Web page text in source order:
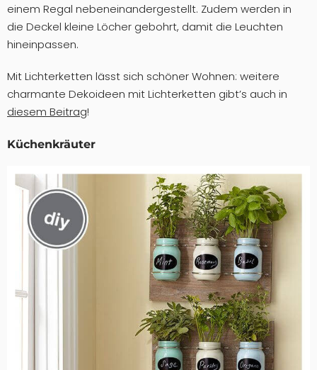
einem Regal nebeneinandergestellt. Zudem werden in
die Deckel kleine Löcher gebohrt, damit die Leuchten
hineinpassen.
Mit Lichterketten lässt sich schöner Wohnen: weitere
charmante Dekoideen mit Lichterketten gibt’s auch in
diesem Beitrag!
Küchenkräuter